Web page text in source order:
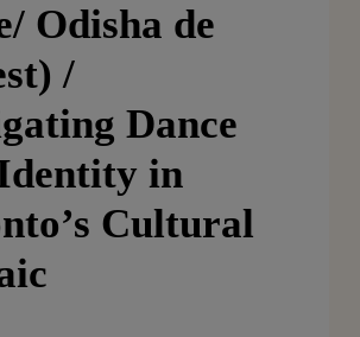
Odisha de
/
Dance
in
Cultural